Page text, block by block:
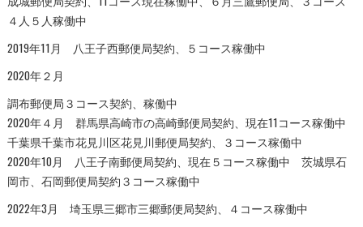
４人５人稼働中
2019年11月 八王子西郵便局契約、５コース稼働中
2020年２月
調布郵便局３コース契約、稼働中
2020年４月 群馬県高崎市の高崎郵便局契約、現在11コース稼働中
千葉県千葉市花見川区花見川郵便局契約、３コース稼働中
2020年10月 八王子南郵便局契約、現在５コース稼働中 茨城県石
岡市、石岡郵便局契約３コース稼働中
2022年3月 埼玉県三郷市三郷郵便局契約、４コース稼働中